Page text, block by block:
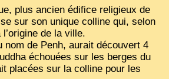
plus ancien édifice religieux de
sur son unique colline qui, selon
de la ville.
nom de Penh, aurait découvert 4
échouées sur les berges du
placées sur la colline pour les